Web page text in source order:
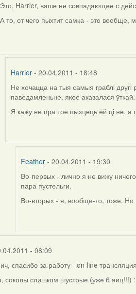
In
reply
Это, Harrier, ваше не совпадающее с
А то, от чего пыхтит самка - это вообще,
Harrier- 20.04.2011 - 18:48
In
reply
to
Не хочацца на тыя самыя граблі
паведамленьне, якое аказалася
Я кажу не пра тое пыхцець ёй ці не, а
Feather- 20.04.2011 - 19:30
In
reply
to
Во-первых - лично я не вижу
пара пустельги.
Во-вторых - я, вообще-то, тоже. Но
- 08:09
спасибо за работу - on-line
соколы слишком шустрые (уже 6 яиц!!!)